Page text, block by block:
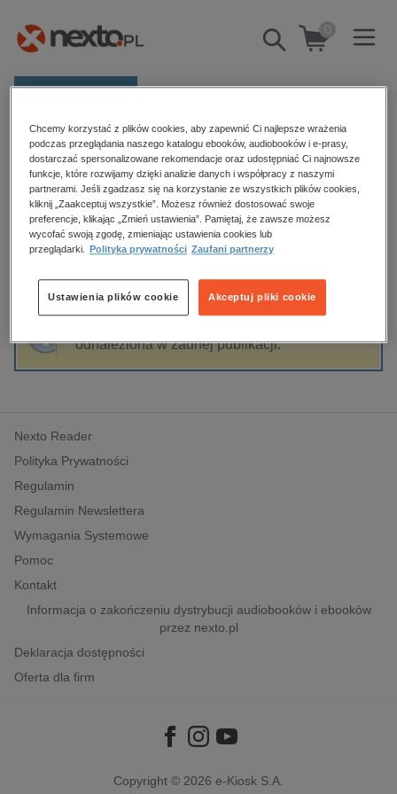
Pokaż/schowaj
wyszukiwarkę
0
Kategorie
Zobacz wszystkie E-prasa
budownictwo, aranżacja wnętrz
biznesowe, branżowe, gospodarka
dzienniki
edukacja
hobby, sport, rozrywka
komputery, internet, technologie, informatyka
polityka, społeczno-informacyjne
psychologiczne
inne
popularno-naukowe
historia
Strona główna Artur Nowaczewski
Artur Nowaczewski
Sortowanie Filtrowanie
odnaleziona w żadnej publikacji.
Nexto Reader
Polityka Prywatności
Regulamin
Regulamin Newslettera
Wymagania Systemowe
Pomoc
Kontakt
Informacja o zakończeniu dystrybucji audiobooków i ebooków
przez nexto.pl
Deklaracja dostępności
Oferta dla firm
Copyright © 2026 e-Kiosk S.A.
Chcemy korzystać z plików cookies, aby zapewnić Ci najlepsze wrażenia
podczas przeglądania naszego katalogu ebooków, audiobooków i e-prasy,
dostarczać spersonalizowane rekomendacje oraz udostępniać Ci najnowsze
funkcje, które rozwijamy dzięki analizie danych i współpracy z naszymi
partnerami. Jeśli zgadzasz się na korzystanie ze wszystkich plików cookies,
kliknij „Zaakceptuj wszystkie”. Możesz również dostosować swoje
preferencje, klikając „Zmień ustawienia”. Pamiętaj, że zawsze możesz
wycofać swoją zgodę, zmieniając ustawienia cookies lub
przeglądarki.
Polityka prywatności Zaufani partnerzy
Akceptuj pliki cookie
Ustawienia plików cookie